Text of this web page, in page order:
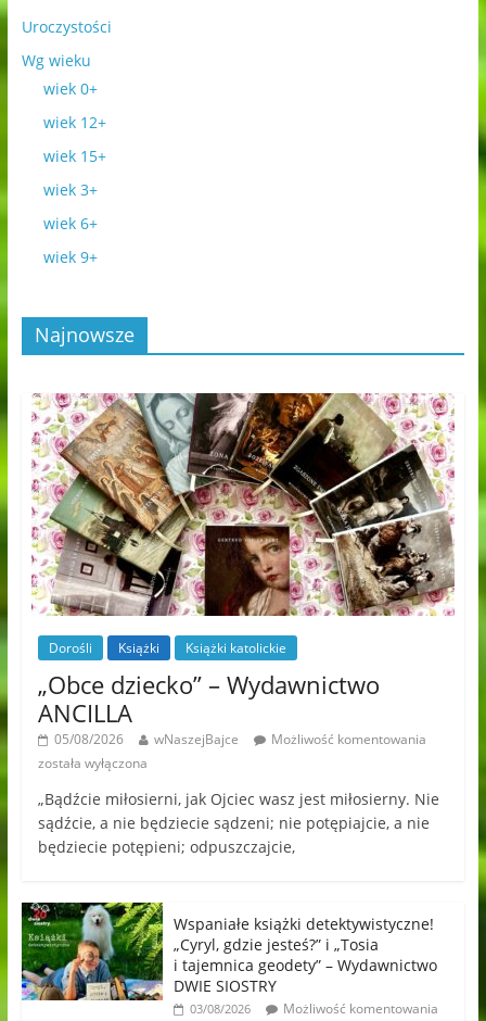
Uroczystości
Wg wieku
wiek 0+
wiek 12+
wiek 15+
wiek 3+
wiek 6+
wiek 9+
Najnowsze
Dorośli Książki Książki katolickie
„Obce dziecko” – Wydawnictwo
ANCILLA
05/08/2026 wNaszejBajce
Możliwość komentowania
została wyłączona
„Bądźcie miłosierni, jak Ojciec wasz jest miłosierny. Nie
sądźcie, a nie będziecie sądzeni; nie potępiajcie, a nie
będziecie potępieni; odpuszczajcie,
Wspaniałe książki detektywistyczne!
„Cyryl, gdzie jesteś?” i „Tosia
i tajemnica geodety” – Wydawnictwo
DWIE SIOSTRY
03/08/2026
Możliwość komentowania